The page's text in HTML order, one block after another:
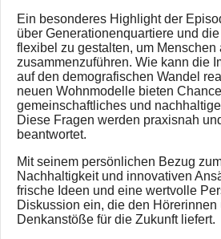
Ein besonderes Highlight der
über Generationenquartiere und
flexibel zu gestalten, um Menschen
zusammenzuführen. Wie kann die
auf den demografischen Wandel
neuen Wohnmodelle bieten
gemeinschaftliches und
Diese Fragen werden praxisnah
beantwortet.
Mit seinem persönlichen Bezug
Nachhaltigkeit und innovativen
frische Ideen und eine wertvolle
Diskussion ein, die den Hörerinnen
Denkanstöße für die Zukunft liefert.